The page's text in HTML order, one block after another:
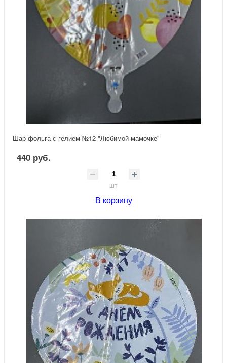
Шар фольга с гелием №12 "Любимой мамочке"
440 руб.
шт
В корзину